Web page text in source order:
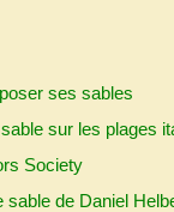
ses sables
sur les plages
Society
sable de Daniel